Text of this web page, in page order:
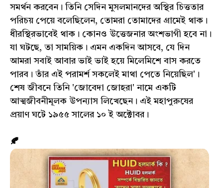
সমর্থন করবেন। তিনি সেদিন মুসলমানদের অস্থির চিত্ততার
পরিচয় পেয়ে বলেছিলেন, তোমরা তোমাদের গ্রামেই থাক।
ধীরস্থিরভাবেই থাক। কোনও উত্তেজনার অংশভাগী হবে না।
যা ঘটছে, তা সাময়িক। এমন একদিন আসবে, যে দিন
আমরা সবাই আবার ভাই ভাই হয়ে মিলেমিশে বাস করতে
পারব। তাঁর এই পরামর্শ সকলেই মাথা পেতে নিয়েছিল'।
শেষ জীবনে তিনি 'জোবেদা জোহরা' নামে একটি
আত্মজীবনীমূলক উপন্যাস লিখেছেন। এই মহাপুরুষের
প্রয়াণ ঘটে ১৯৫৫ সালের ১০ ই অক্টোবর।
🍂